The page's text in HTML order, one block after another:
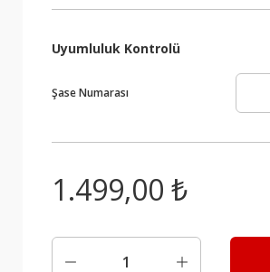
Uyumluluk Kontrolü
Şase Numarası
1.499,00 ₺